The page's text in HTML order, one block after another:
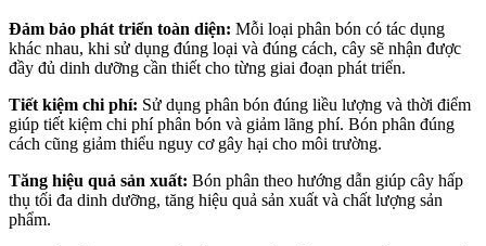
Đảm bảo phát triển toàn diện: Mỗi loại phân bón có tác dụng
khác nhau, khi sử dụng đúng loại và đúng cách, cây sẽ nhận được
đầy đủ dinh dưỡng cần thiết cho từng giai đoạn phát triển.
Tiết kiệm chi phí: Sử dụng phân bón đúng liều lượng và thời điểm
giúp tiết kiệm chi phí phân bón và giảm lãng phí. Bón phân đúng
cách cũng giảm thiểu nguy cơ gây hại cho môi trường.
Tăng hiệu quả sản xuất: Bón phân theo hướng dẫn giúp cây hấp
thụ tối đa dinh dưỡng, tăng hiệu quả sản xuất và chất lượng sản
phẩm.